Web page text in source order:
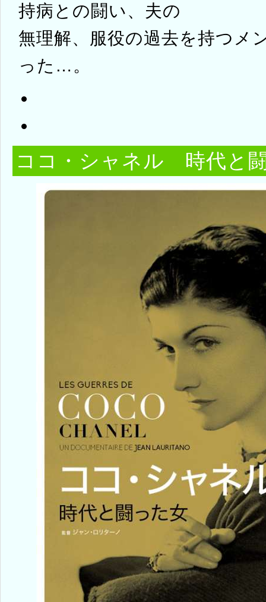
持病との闘い、夫の
無理解、服役の過去を持つメ
った…。
ココ・シャネル 時代と